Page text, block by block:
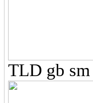
TLD gb